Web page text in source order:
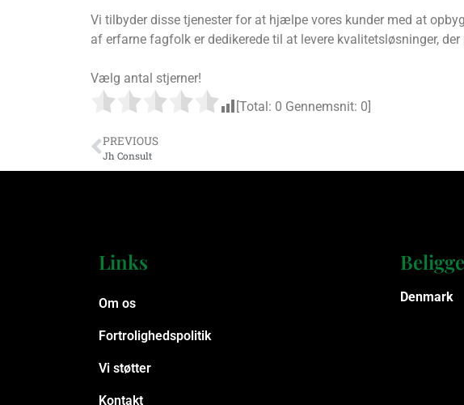
Vi tilbyder disse tjenester for at hjælpe vores kunder med at
af erfarne fagfolk er dedikerede til at levere kvalitetsløsninger,
Vælg antal stjerner!
[Total: 0 Gennemsnit: 0]
PREVIOUS
Jh Consult
Links
Om os
Fortrolighedspolitik
Vi støtter
Kontakt
Denmark